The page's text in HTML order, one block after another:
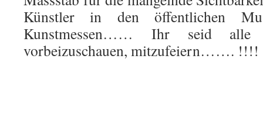
Künstler in den öffentlichen
Kunstmessen…… Ihr seid alle
vorbeizuschauen, mitzufeiern……. !!!!